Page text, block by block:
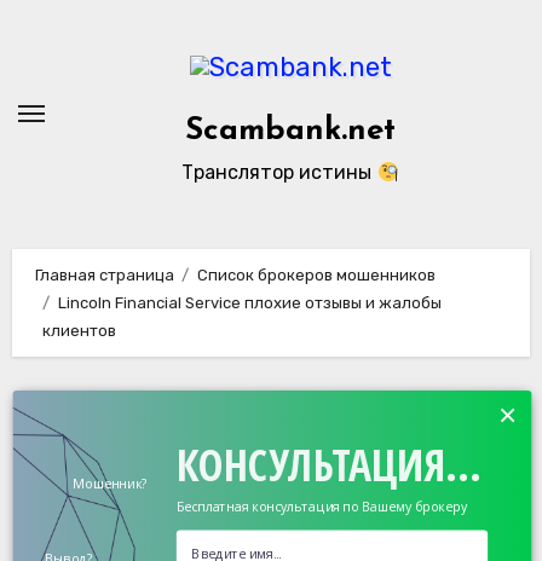
Scambank.net
Транслятор истины
Главная страница
Список брокеров мошенников
Lincoln Financial Service плохие отзывы и жалобы
клиентов
КОНСУЛЬТАЦИЯ...
Бесплатная консультация по Вашему брокеру
Мошенник?
×